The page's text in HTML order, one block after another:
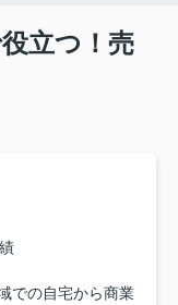
立つ！売
での自宅から商業